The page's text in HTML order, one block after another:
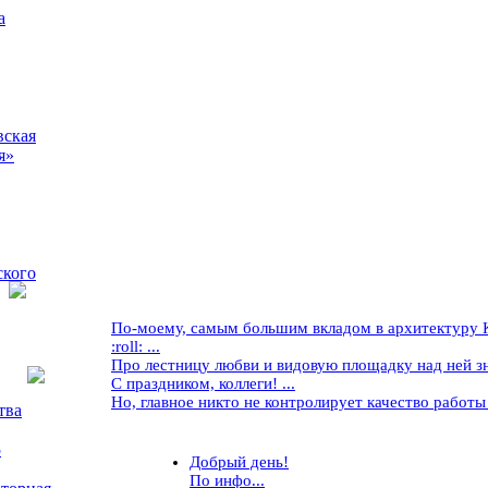
По-моему, самым большим вкладом в архитектуру
:roll: ...
Про лестницу любви и видовую площадку над ней
С праздником, коллеги! ...
Но, главное никто не контролирует качество
Добрый день!
По инфо...